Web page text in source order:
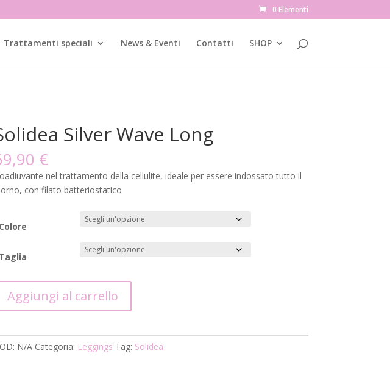
0 Elementi
Trattamenti speciali News & Eventi Contatti SHOP
Silver Wave Long
€
nel trattamento della cellulite, ideale per essere indossato tutto il
con filato batteriostatico
Colore
Taglia
Aggiungi al carrello
N/A Categoria: Leggings Tag: Solidea